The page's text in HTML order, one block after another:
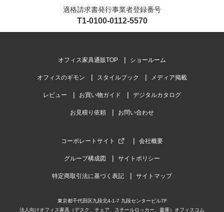
適格請求書発行事業者登録番号
T1-0100-0112-5570
オフィス家具通販TOP ショールーム
オフィスのギモン スタイルブック メディア掲載
レビュー お買い物ガイド デジタルカタログ
お見積り依頼 お問い合わせ
コーポレートサイト 会社概要
グループ構成図 サイトポリシー
特定商取引法に基づく表記 サイトマップ
東京都千代田区九段北4-1-7 九段センタービル7F
法人向けオフィス家具（デスク、チェア、スチールロッカー、書庫）オフィスコム